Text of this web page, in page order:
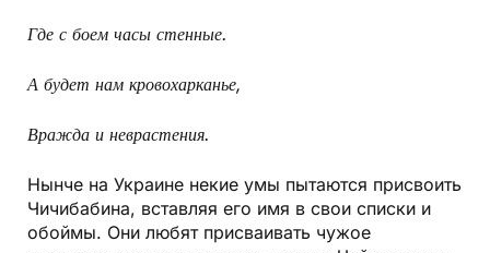
Где с боем часы стенные.
А будет нам кровохарканье,
Вражда и неврастения.
Нынче на Украине некие умы пытаются присвоить
Чичибабина, вставляя его имя в свои списки и
обоймы. Они любят присваивать чужое